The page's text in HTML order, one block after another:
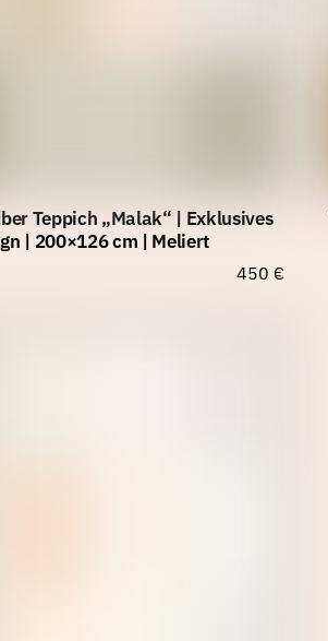
Teppich „Malak“ | Exklusives
| 200×126 cm | Meliert
450 €